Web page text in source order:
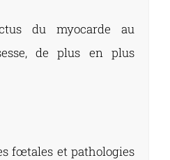
du myocarde au
de plus en plus
fœtales et pathologies